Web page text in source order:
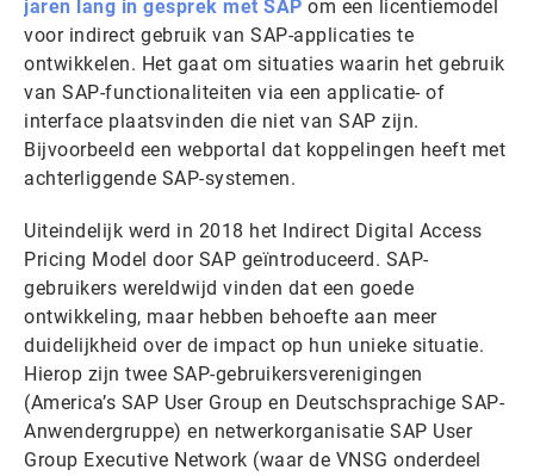
jaren lang in gesprek met SAP om een licentiemodel
voor indirect gebruik van SAP-applicaties te
ontwikkelen. Het gaat om situaties waarin het gebruik
van SAP-functionaliteiten via een applicatie- of
interface plaatsvinden die niet van SAP zijn.
Bijvoorbeeld een webportal dat koppelingen heeft met
achterliggende SAP-systemen.
Uiteindelijk werd in 2018 het Indirect Digital Access
Pricing Model door SAP geïntroduceerd. SAP-
gebruikers wereldwijd vinden dat een goede
ontwikkeling, maar hebben behoefte aan meer
duidelijkheid over de impact op hun unieke situatie.
Hierop zijn twee SAP-gebruikersverenigingen
(America’s SAP User Group en Deutschsprachige SAP-
Anwendergruppe) en netwerkorganisatie SAP User
Group Executive Network (waar de VNSG onderdeel